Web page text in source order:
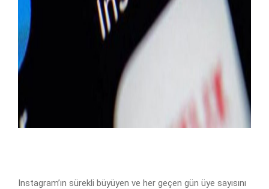
Instagram’ın sürekli büyüyen ve her geçen gün üye sayısını